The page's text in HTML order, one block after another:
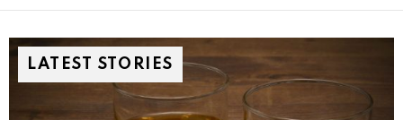
LATEST STORIES